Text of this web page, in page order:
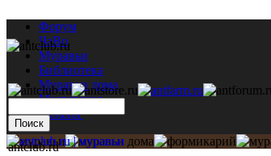
Форум
ЧаВо
Муравьи
Библиотека
Муравьи дома
Мастерская
Каталог
antclub.ru